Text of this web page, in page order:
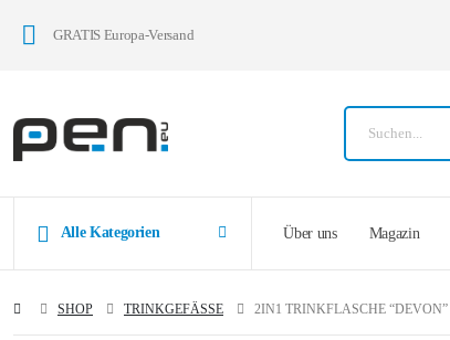
GRATIS Europa-Versand
Alle Kategorien Über uns Magazin
SHOP TRINKGEFÄSSE 2IN1 TRINKFLASCHE “DEVON”